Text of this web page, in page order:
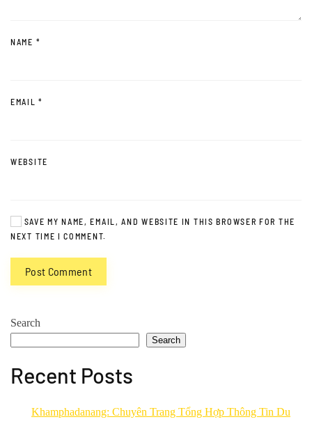
NAME *
EMAIL*
WEBSITE
SAVE MY NAME, EMAIL, AND WEBSITE IN THIS BROWSER FOR THE
NEXT TIME I COMMENT.
Post Comment
Search
Search
Recent Posts
Khamphadanang: Chuyên Trang Tổng Hợp Thông Tin Du